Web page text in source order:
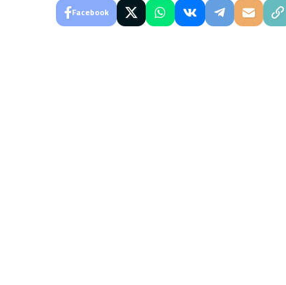
Facebook